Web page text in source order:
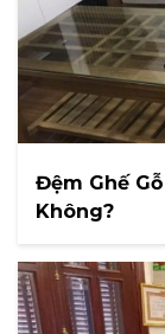
Đệm Ghế
Không?